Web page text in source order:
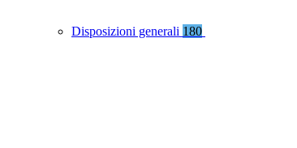
Disposizioni generali 180